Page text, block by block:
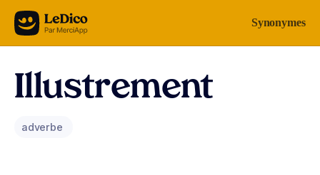
Aller au contenu Synonymes
Illustrement
adverbe